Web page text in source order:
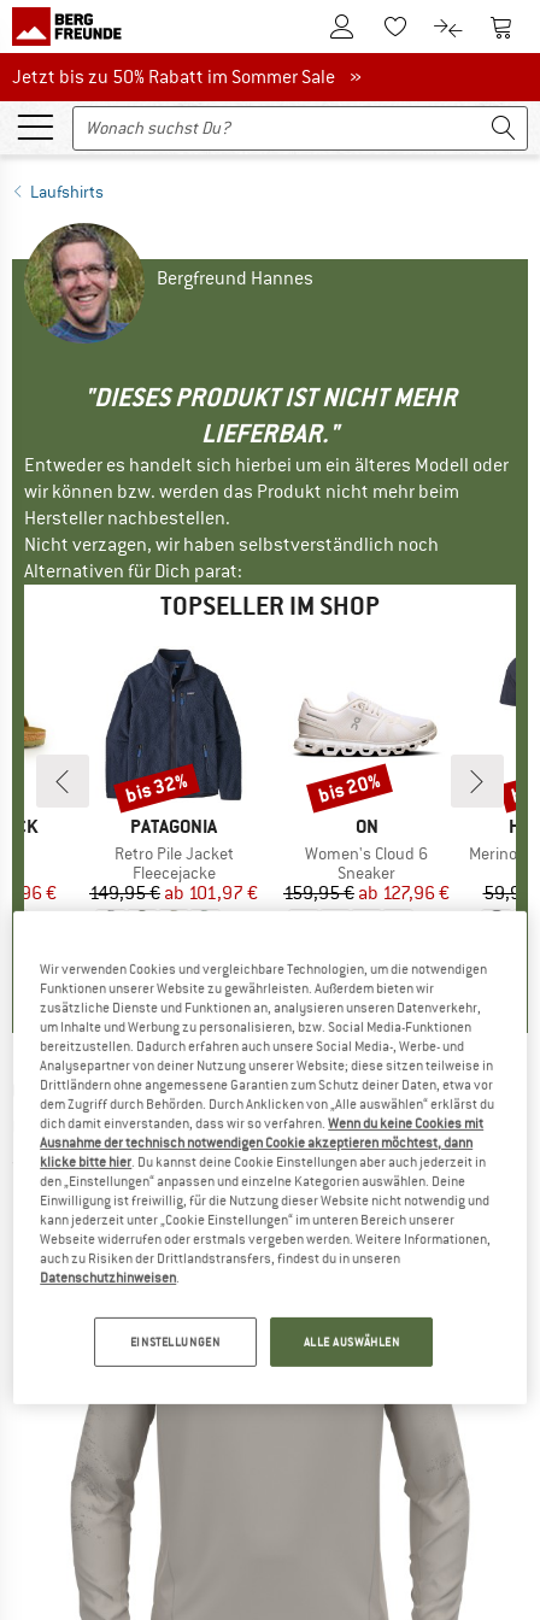
Zum KundenkontoZum Merkzettel.
Zum Zum
Jetzt bis zu 50% Rabatt im Sommer Sale
Jetzt bis zu 50% Rabatt im Sommer Sale »
Laufshirts
Bergfreund Hannes
"DIESES PRODUKT IST NICHT MEHR
LIEFERBAR."
Entweder es handelt sich hierbei um ein älteres Modell oder
wir können bzw. werden das Produkt nicht mehr beim
Hersteller nachbestellen.
Nicht verzagen, wir haben selbstverständlich noch
Alternativen für Dich parat:
TOPSELLER IM SHOP
Preis
€
MARKE
PATAGONIA
Artikel
Retro Pile Jacket
Produktgruppe
Fleecejacke
Preis
149,95 € reduzierter Preis
ab 101,97 €
Rabatt
bis 32%
MARKE
ON
Artikel
Women's Cloud 6
Produktgruppe
Sneaker
Preis
159,95 € reduzierter Preis
ab 127,96 €
Rabatt
bis 20%
Artikel
MerinoMix150
59,95
ODLO -Mid Layer 1/2 Zip Zeroweight
Ceramiwarm - Laufshirt
(0)
Wir verwenden Cookies und vergleichbare Technologien, um die notwendigen
Funktionen unserer Website zu gewährleisten. Außerdem bieten wir
zusätzliche Dienste und Funktionen an, analysieren unseren Datenverkehr,
um Inhalte und Werbung zu personalisieren, bzw. Social Media-Funktionen
bereitzustellen. Dadurch erfahren auch unsere Social Media-, Werbe- und
Analysepartner von deiner Nutzung unserer Website; diese sitzen teilweise in
Drittländern ohne angemessene Garantien zum Schutz deiner Daten, etwa vor
dem Zugriff durch Behörden. Durch Anklicken von „Alle auswählen“ erklärst du
dich damit einverstanden, dass wir so verfahren.Wenn du keine Cookies mit
Ausnahme der technisch notwendigen Cookie akzeptieren möchtest, dann
klicke bitte hier . Du kannst deine Cookie Einstellungen aber auch jederzeit in
den „Einstellungen“ anpassen und einzelne Kategorien auswählen. Deine
Einwilligung ist freiwillig, für die Nutzung dieser Website nicht notwendig und
kann jederzeit unter „Cookie Einstellungen“ im unteren Bereich unserer
Webseite widerrufen oder erstmals vergeben werden. Weitere Informationen,
auch zu Risiken der Drittlandstransfers, findest du in unseren
Datenschutzhinweisen
EINSTELLUNGEN ALLE AUSWÄHLEN